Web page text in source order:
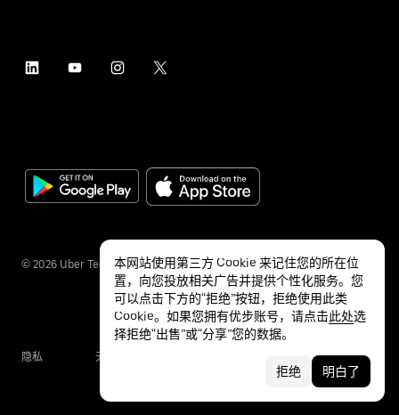
© 2026 Uber Technologies Inc.
隐私 无障碍服务
本网站使用第三方 Cookie 来记住您的所在位
置，向您投放相关广告并提供个性化服务。您
可以点击下方的“拒绝”按钮，拒绝使用此类
Cookie。如果您拥有优步账号，请点击此处选
择拒绝“出售”或“分享”您的数据。
拒绝 明白了